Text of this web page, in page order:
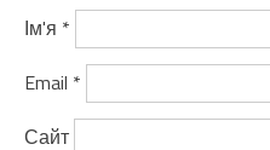
Ім'я *
Email *
Сайт